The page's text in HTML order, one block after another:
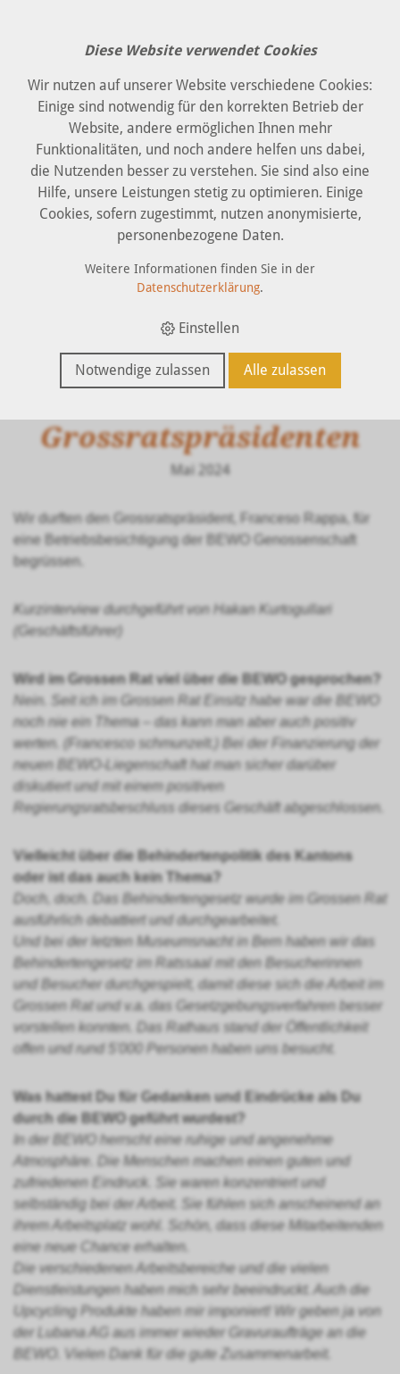
Grossratspräsidenten
Mai 2024
Wir durften den Grossratspräsident, Franceso Rappa, für
eine Betriebsbesichtigung der BEWO Genossenschaft
begrüssen.
Kurzinterview durchgeführt von Hakan Kurtogullari
(Geschäftsführer)
Wird im Grossen Rat viel über die BEWO gesprochen?
Nein. Seit ich im Grossen Rat Einsitz habe war die BEWO
noch nie ein Thema – das kann man aber auch positiv
werten. (Francesco schmunzelt.) Bei der Finanzierung der
neuen BEWO-Liegenschaft hat man sicher darüber
diskutiert und mit einem positiven
Regierungsratsbeschluss dieses Geschäft abgeschlossen.
Vielleicht über die Behindertenpolitik des Kantons
oder ist das auch kein Thema?
Doch, doch. Das Behindertengesetz wurde im Grossen Rat
ausführlich debattiert und durchgearbeitet.
Und bei der letzten Museumsnacht in Bern haben wir das
Behindertengesetz im Ratssaal mit den Besucherinnen
und Besucher durchgespielt, damit diese sich die Arbeit im
Grossen Rat und v.a. das Gesetzgebungsverfahren besser
vorstellen konnten. Das Rathaus stand der Öffentlichkeit
offen und rund 5'000 Personen haben uns besucht.
Was hattest Du für Gedanken und Eindrücke als Du
durch die BEWO geführt wurdest?
In der BEWO herrscht eine ruhige und angenehme
Atmosphäre. Die Menschen machen einen guten und
zufriedenen Eindruck. Sie waren konzentriert und
selbständig bei der Arbeit. Sie fühlen sich anscheinend an
ihrem Arbeitsplatz wohl. Schön, dass diese Mitarbeitenden
eine neue Chance erhalten.
Die verschiedenen Arbeitsbereiche und die vielen
Dienstleistungen haben mich sehr beeindruckt. Auch die
Upcycling Produkte haben mir imponiert! Wir geben ja von
der Lubana AG aus immer wieder Gravuraufträge an die
BEWO. Vielen Dank für die gute Zusammenarbeit.
Diese Website verwendet Cookies
Wir nutzen auf unserer Website verschiedene Cookies:
Einige sind notwendig für den korrekten Betrieb der
Website, andere ermöglichen Ihnen mehr
Funktionalitäten, und noch andere helfen uns dabei,
die Nutzenden besser zu verstehen. Sie sind also eine
Hilfe, unsere Leistungen stetig zu optimieren. Einige
Cookies, sofern zugestimmt, nutzen anonymisierte,
personenbezogene Daten.
Weitere Informationen finden Sie in der
Datenschutzerklärung.
Einstellen
Notwendige zulassen Alle zulassen